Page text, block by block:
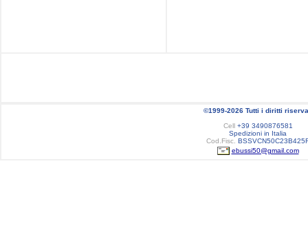
©1999-2026 Tutti i diritti
Cell+39 3490876581
Spedizioni in Italia
Cod.Fisc.
ebussi50@gmail.com